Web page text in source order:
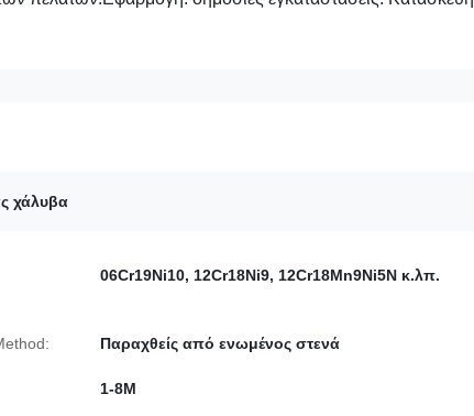
χάλυβα
06Cr19Ni10, 12Cr18Ni9, 12Cr18Mn9Ni5N κ.λπ.
Παραχθείς από ενωμένος στενά
1-8M